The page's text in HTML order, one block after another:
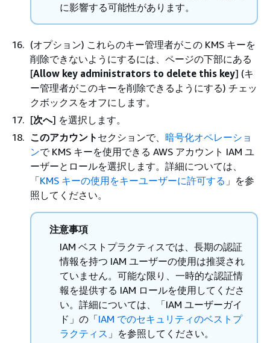
に影響する可能性があります。
(オプション) これらのキー管理者がこの KMS キーを
削除できないようにするには、ページの下部にある
[Allow key administrators to delete this key] (キ
ー管理者がこのキーを削除できるようにする) チェッ
クボックスをオフにします。
[次へ] を選択します。
このアカウント セクションで、 暗号化オペレーショ
ンで KMS キーを使用できる AWS アカウント IAM ユ
ーザーとロールを選択します。詳細については、
「KMS キーの使用をキーユーザーに許可する 」を参
照してください。
注意事項
IAM ベストプラクティスでは、長期の認証
情報を持つ IAM ユーザーの使用は推奨され
ていません。可能な限り、一時的な認証情
報を提供する IAM ロールを使用してくださ
い。詳細については、「IAM ユーザーガイ
ド」の「IAM でのセキュリティのベストプ
ラクティス 」を参照してください。